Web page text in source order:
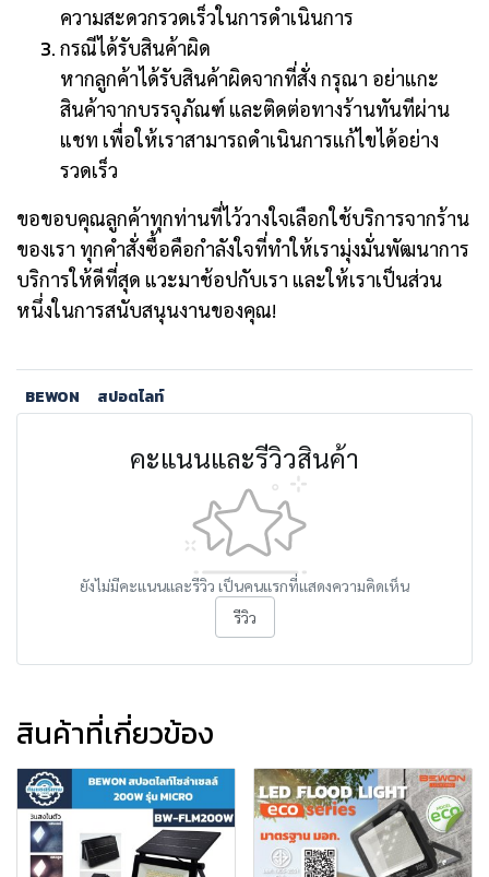
ความสะดวกรวดเร็วในการดำเนินการ
กรณีได้รับสินค้าผิด
หากลูกค้าได้รับสินค้าผิดจากที่สั่ง กรุณา อย่าแกะ
สินค้าจากบรรจุภัณฑ์ และติดต่อทางร้านทันทีผ่าน
แชท เพื่อให้เราสามารถดำเนินการแก้ไขได้อย่าง
รวดเร็ว
ขอขอบคุณลูกค้าทุกท่านที่ไว้วางใจเลือกใช้บริการจากร้าน
ของเรา ทุกคำสั่งซื้อคือกำลังใจที่ทำให้เรามุ่งมั่นพัฒนาการ
บริการให้ดีที่สุด แวะมาช้อปกับเรา และให้เราเป็นส่วน
หนึ่งในการสนับสนุนงานของคุณ!
BEWON สปอตไลท์
คะแนนและรีวิวสินค้า
ยังไม่มีคะแนนและรีวิว เป็นคนแรกที่แสดงความคิดเห็น
รีวิว
สินค้าที่เกี่ยวข้อง